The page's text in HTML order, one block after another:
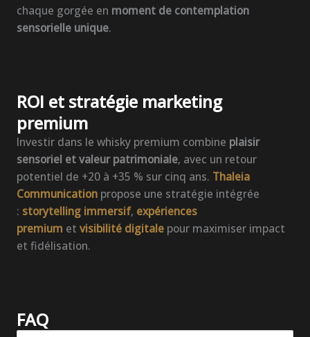
chaque gorgée en moment de contemplation
sensorielle unique.
ROI et stratégie marketing
premium
Investir dans le whisky premium combine plaisir
sensoriel et valeur patrimoniale, avec un retour
potentiel de +20 à +35 % sur cinq ans. Thaleia
Communication propose une stratégie intégrée
: storytelling immersif, expériences
premium et visibilité digitalepour maximiser impact
et fidélisation.
FAQ